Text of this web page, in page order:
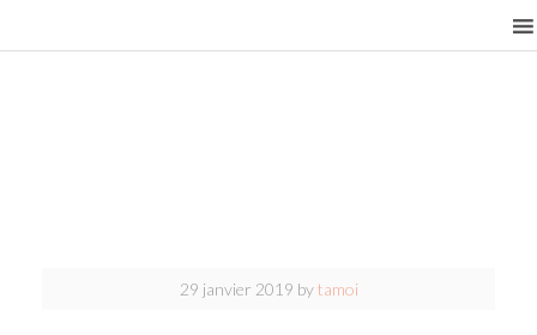
29 janvier 2019 bytamoi